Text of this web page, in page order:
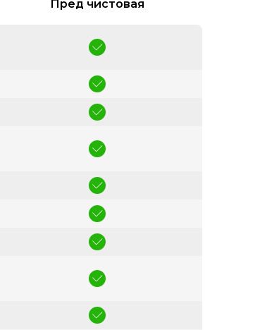
Пред чистовая